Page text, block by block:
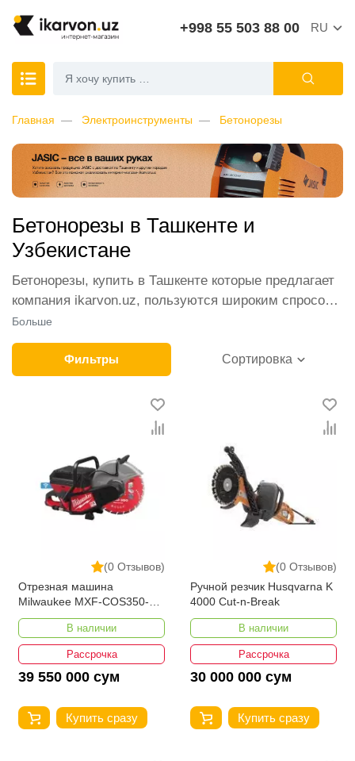
+998 55 503 88 00 RU
Главная Электроинструменты Бетонорезы
Бетонорезы в Ташкенте и
Узбекистане
Бетонорезы, купить в Ташкенте которые предлагает
компания ikarvon.uz, пользуются широким спросом
среди наших клиентов. Мы обеспечиваем лучшие
условия продажи этой категории товара.
Бетонорезы в интернет-магазине представлены
ведущими производителями и брендами, список
которых постоянно расширяется. Мы доставляем
товар в любом количестве по всей территории
страны. Все это дополняет лучшая по Узбекистану
стоимость, Бетонорезы от ikarvon.uz — это самый
широкий диапазон цен. Причем здесь представлена
оптимальная цена для каждой позиции из категории
Бетонорезы.
Больше
Фильтры Сортировка
(0 Отзывов)
Отрезная машина
Milwaukee MXF-COS350-
602 350mm
В наличии
Рассрочка
39 550 000 сум
Купить сразу
(0 Отзывов)
Ручной резчик Husqvarna K
4000 Cut-n-Break
В наличии
Рассрочка
30 000 000 сум
Купить сразу